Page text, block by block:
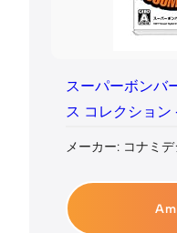
スーパーボンバ
ス コレクション
メーカー: コナミ